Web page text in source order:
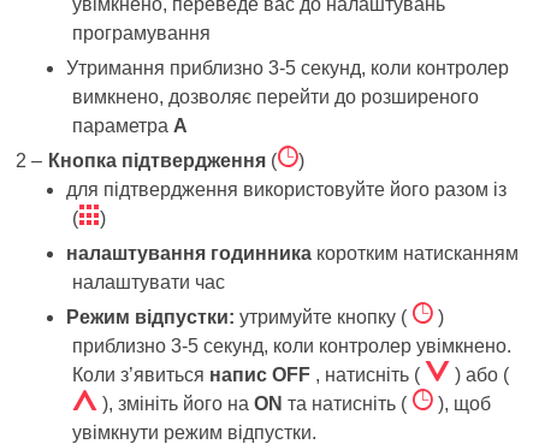
програмування
Утримання приблизно 3-5 секунд, коли контролер
вимкнено, дозволяє перейти до розширеного
параметра A
Кнопка підтвердження (Ê)
для підтвердження використовуйте його разом із
(ë)
налаштування годинника коротким натисканням
налаштувати час
Режим відпустки: утримуйте кнопку ( Ê )
приблизно 3-5 секунд, коли контролер увімкнено.
Коли з’явиться напис OFF , натисніть ( Á ) або (
Â ), змініть його на ON та натисніть ( Ê ), щоб
увімкнути режим відпустки.